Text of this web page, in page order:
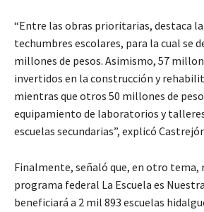
“Entre las obras prioritarias, destaca
techumbres escolares, para la cual se
millones de pesos. Asimismo, 57
invertidos en la construcción y
mientras que otros 50 millones de
equipamiento de laboratorios y
escuelas secundarias”, explicó
Finalmente, señaló que, en otro tema,
programa federal La Escuela es
beneficiará a 2 mil 893 escuelas